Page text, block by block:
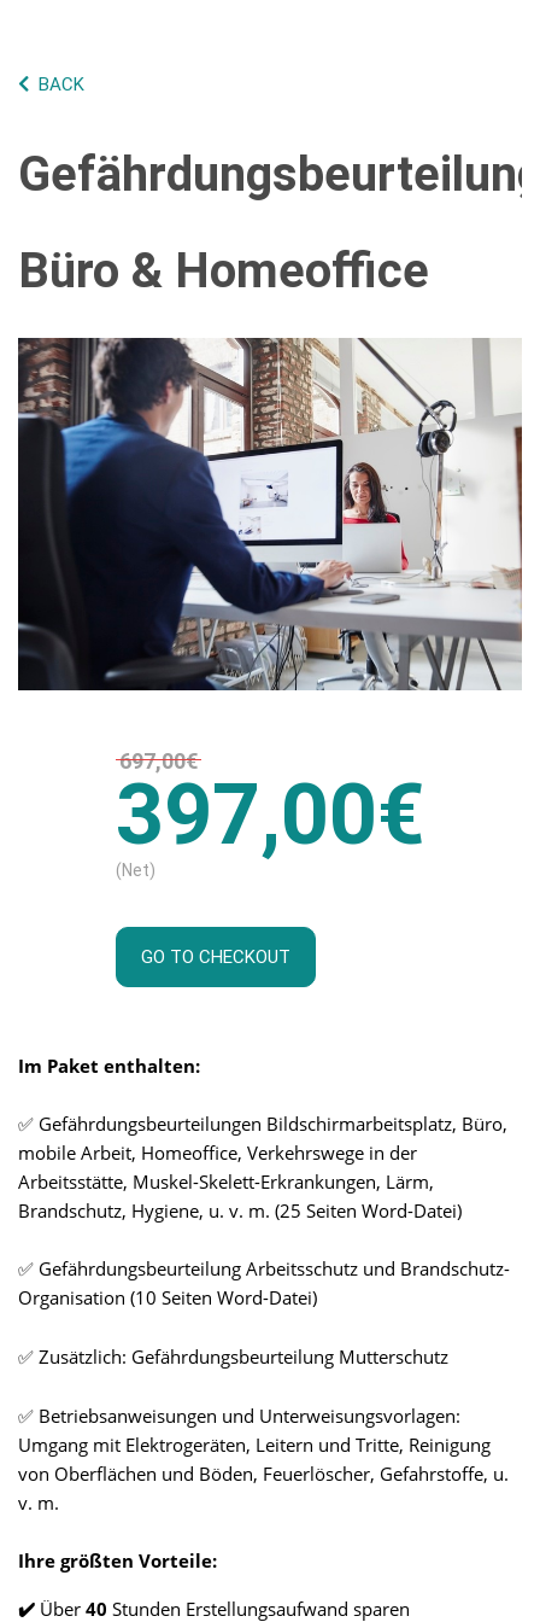
BACK
Büro & Homeoffice
697,00€
397,00€
(Net)
GO TO CHECKOUT
Im Paket enthalten:
✅ Gefährdungsbeurteilungen Bildschirmarbeitsplatz, Büro,
mobile Arbeit, Homeoffice, Verkehrswege in der
Arbeitsstätte, Muskel-Skelett-Erkrankungen, Lärm,
Brandschutz, Hygiene, u. v. m. (25 Seiten Word-Datei)
✅ Gefährdungsbeurteilung Arbeitsschutz und Brandschutz-
Organisation (10 Seiten Word-Datei)
✅ Zusätzlich: Gefährdungsbeurteilung Mutterschutz
✅ Betriebsanweisungen und Unterweisungsvorlagen:
Umgang mit Elektrogeräten, Leitern und Tritte, Reinigung
von Oberflächen und Böden, Feuerlöscher, Gefahrstoffe, u.
v. m.
Ihre größten Vorteile:
✔️ Über 40 Stunden Erstellungsaufwand sparen